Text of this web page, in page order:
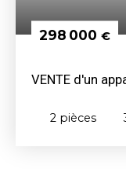
298 000 €
VENTE d'un
2 pièces